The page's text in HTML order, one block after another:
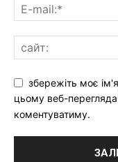
збережіть моє
цьому веб-
коментуватиму.